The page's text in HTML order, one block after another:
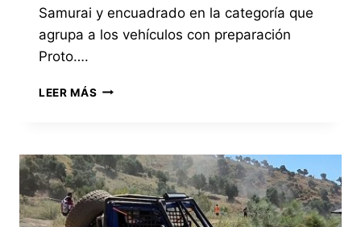
Samurai y encuadrado en la categoría que
agrupa a los vehículos con preparación
Proto….
LEER MÁS EL
CON
SUZUKI
SAMURAI,
CONSIGUE
LA